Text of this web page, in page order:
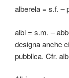
alberela = s.f. –
albi = s.m. –
designa anche
pubblica. Cfr.